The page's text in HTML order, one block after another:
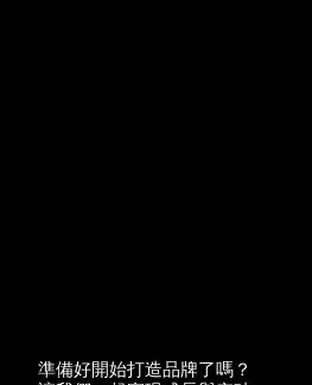
準備好開始打造品牌了嗎？